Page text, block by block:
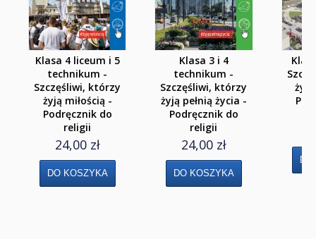
Klasa 2 liceum i technikum
Klasa 3 liceum
Klasa 3/4 technikum
Klasa 4 liceum 5 technikum
Szkoła Branżowa I st.
Klasa 1
Klasa 4 liceum i 5
technikum -
Szczęśliwi, którzy
żyją miłością -
Podręcznik do
religii
24,00 zł
Klasa 3 i 4
technikum -
Szczęśliwi, którzy
żyją pełnią życia -
Podręcznik do
religii
24,00 zł